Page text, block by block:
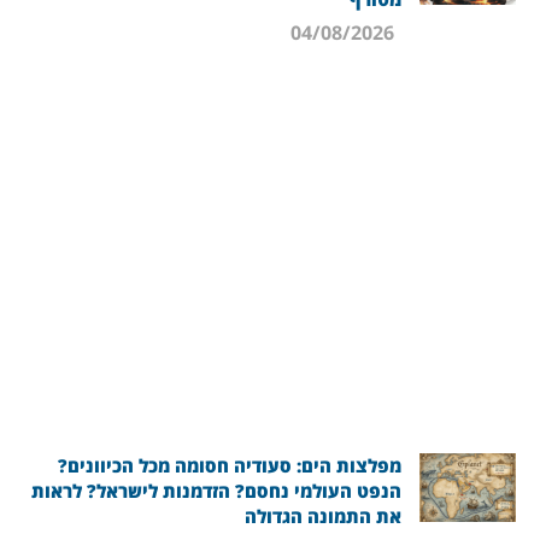
מפלצות הים: סעודיה חסומה מכל הכיוונים?
הנפט העולמי נחסם? הזדמנות לישראל? לראות
את התמונה הגדולה